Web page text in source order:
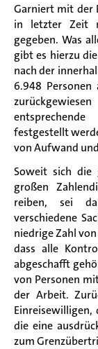
Garniert mit der
in letzter Zeit
gegeben. Was
gibt es hierzu
nach der
6.948 Personen
festgestellt
von Aufwand
Soweit sich die
großen
reiben, sei
verschiedene
niedrige Zahl
dass alle
abgeschafft
von Personen
der Arbeit.
die eine
zum